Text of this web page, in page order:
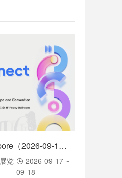
Global Connect Singapore（2026-09-17至2026-09-18）
览
2026-09-17 ~
09-18